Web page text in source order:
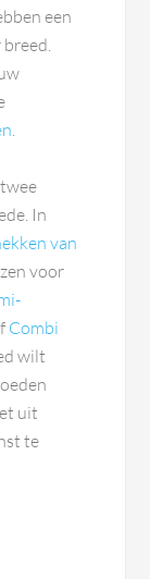
een
In
van
voor
Combi
wilt
uit
te